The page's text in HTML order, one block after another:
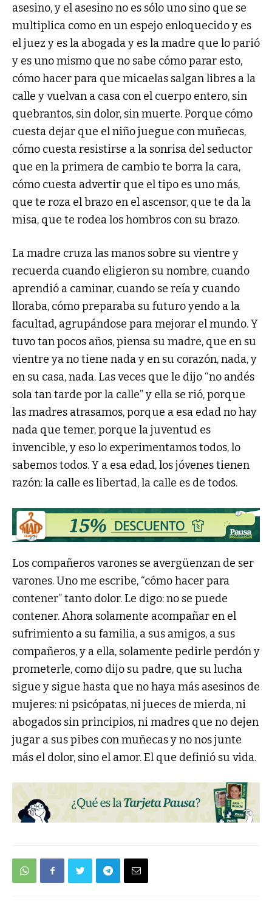
asesino, y el asesino no es sólo uno sino que se
multiplica como en un espejo enloquecido y es
el juez y es la abogada y es la madre que lo parió
y es uno mismo que no sabe cómo parar esto,
cómo hacer para que micaelas salgan libres a la
calle y vuelvan a casa con el cuerpo entero, sin
quebrantos, sin dolor, sin muerte. Porque cómo
cuesta dejar que el niño juegue con muñecas,
cómo cuesta resistirse a la sonrisa del seductor
que en la primera de cambio te borra la cara,
cómo cuesta advertir que el tipo es uno más,
que te roza el brazo en el ascensor, que te da la
misa, que te rodea los hombros con su brazo.
La madre cruza las manos sobre su vientre y
recuerda cuando eligieron su nombre, cuando
aprendió a caminar, cuando se reía y cuando
lloraba, cómo preparaba su futuro yendo a la
facultad, agrupándose para mejorar el mundo. Y
tuvo tan pocos años, piensa su madre, que en su
vientre ya no tiene nada y en su corazón, nada, y
en su casa, nada. Las veces que le dijo “no andés
sola tan tarde por la calle” y ella se rió, porque
las madres atrasamos, porque a esa edad no hay
nada que temer, porque la juventud es
invencible, y eso lo experimentamos todos, lo
sabemos todos. Y a esa edad, los jóvenes tienen
razón: la calle es libertad, la calle es de todos.
Los compañeros varones se avergüenzan de ser
varones. Uno me escribe, “cómo hacer para
contener” tanto dolor. Le digo: no se puede
contener. Ahora solamente acompañar en el
sufrimiento a su familia, a sus amigos, a sus
compañeros, y a ella, solamente pedirle perdón y
prometerle, como dijo su padre, que su lucha
sigue y sigue hasta que no haya más asesinos de
mujeres: ni psicópatas, ni jueces de mierda, ni
abogados sin principios, ni madres que no dejen
jugar a sus pibes con muñecas y no nos junte
más el dolor, sino el amor. El que definió su vida.